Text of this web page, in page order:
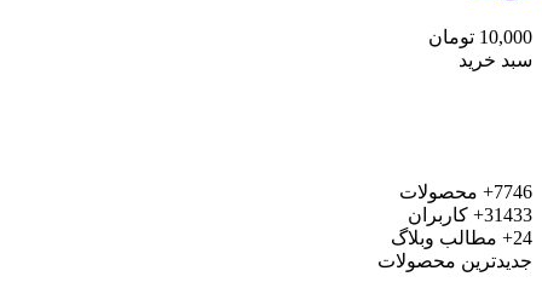
10,000 تومان
سبد خرید
7746+
محصولات
31433+
کاربران
24+
مطالب وبلاگ
جدیدترین محصولات